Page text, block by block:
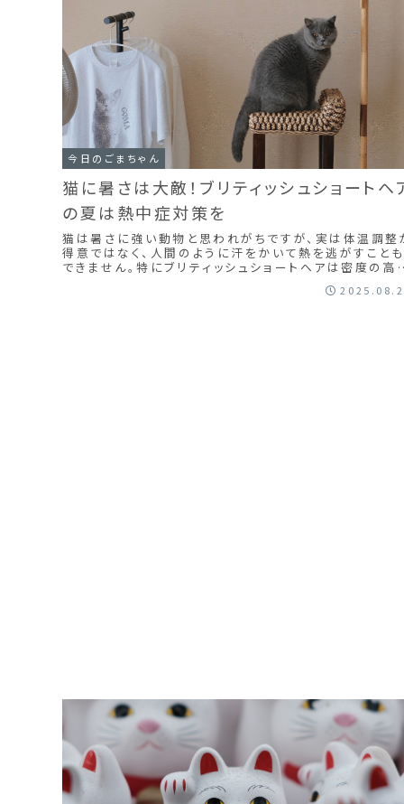
今日のごまちゃん
猫に暑さは大敵！ブリティッシュショートヘ
の夏は熱中症対策を
猫は暑さに強い動物と思われがちですが、実は体温調整
得意ではなく、人間のように汗をかいて熱を逃がすことも
できません。特にブリティッシュショートヘアは密度の高
被毛を持っているため、夏場は熱がこもりやす...